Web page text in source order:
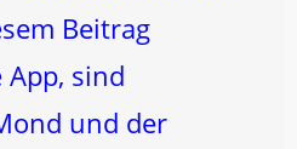
Beitrag
sind
und der